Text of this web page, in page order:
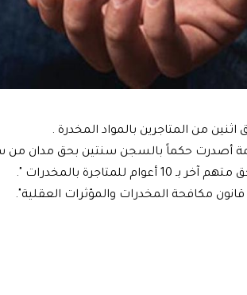
من المتاجرين بالمواد المخدرة .
أصدرت حكماً بالسجن سنتين بحق مدان من
بالمخدرات ".